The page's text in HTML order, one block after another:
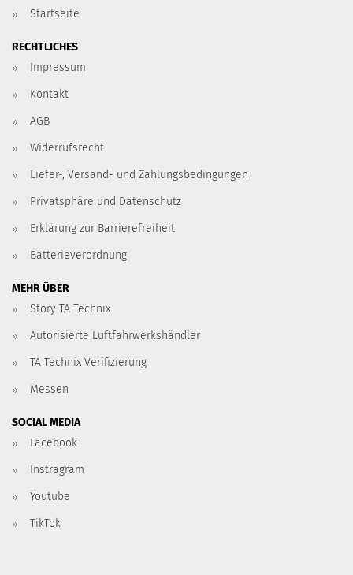
Startseite
RECHTLICHES
Impressum
Kontakt
AGB
Widerrufsrecht
Liefer-, Versand- und Zahlungsbedingungen
Privatsphäre und Datenschutz
Erklärung zur Barrierefreiheit
Batterieverordnung
MEHR ÜBER
Story TA Technix
Autorisierte Luftfahrwerkshändler
TA Technix Verifizierung
Messen
SOCIAL MEDIA
Facebook
Instragram
Youtube
TikTok